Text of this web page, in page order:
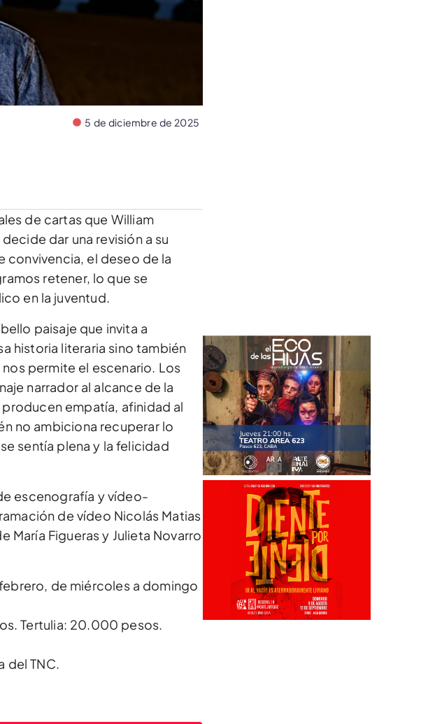
5 de diciembre de 2025
de cartas que William
dar una revisión a su
convivencia, el deseo de la
retener, lo que se
en la juventud.
paisaje que invita a
historia literaria sino también
permite el escenario. Los
narrador al alcance de la
empatía, afinidad al
no ambiciona recuperar lo
sentía plena y la felicidad
escenografía y vídeo-
de vídeo Nicolás Matias
María Figueras y Julieta Novarro
de miércoles a domingo
Tertulia: 20.000 pesos.
del TNC.